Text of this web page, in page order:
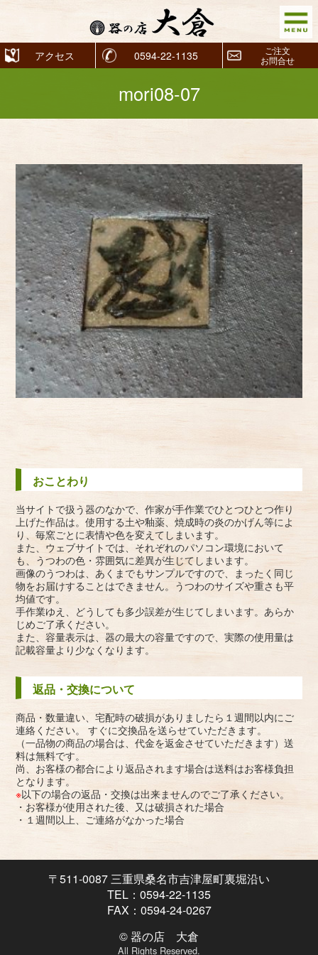
アクセス 0594-22-1135
ご注文
お問合せ
mori08-07
おことわり
当サイトで扱う器のなかで、作家が手作業でひとつひとつ作り
上げた作品は。使用する土や釉薬、焼成時の炎のかげん等によ
り、毎窯ごとに表情や色を変えてしまいます。
また、ウェブサイトでは、それぞれのパソコン環境において
も、うつわの色・雰囲気に差異が生じてしまいます。
画像のうつわは、あくまでもサンプルですので、まったく同じ
物をお届けすることはできません。うつわのサイズや重さも平
均値です。
手作業ゆえ、どうしても多少誤差が生じてしまいます。あらか
じめご了承ください。
また、容量表示は、器の最大の容量ですので、実際の使用量は
記載容量より少なくなります。
返品・交換について
商品・数量違い、宅配時の破損がありましたら１週間以内にご
連絡ください。 すぐに交換品を送らせていただきます。
（一品物の商品の場合は、代金を返金させていただきます）送
料は無料です。
尚、お客様の都合により返品されます場合は送料はお客様負担
となります。
※以下の場合の返品・交換は出来ませんのでご了承ください。
・お客様が使用された後、又は破損された場合
・１週間以上、ご連絡がなかった場合
〒511-0087 三重県桑名市吉津屋町裏堀沿い
TEL：0594-22-1135
FAX：0594-24-0267
© 器の店 大倉
All Rights Reserved.